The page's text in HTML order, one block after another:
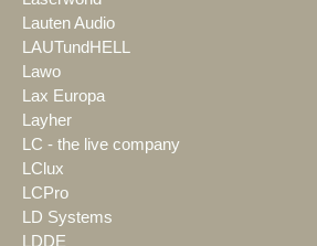
Lauten Audio
LAUTundHELL
Lawo
Lax Europa
Layher
LC - the live company
LClux
LCPro
LD Systems
LDDE